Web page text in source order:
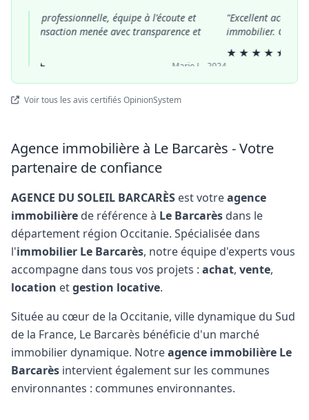
très professionnelle, équipe à l'écoute et
Transaction menée avec transparence et
★ — Marie L., 2024
"Excellent
immobilier.
★★★★★
Voir tous les avis certifiés OpinionSystem
Agence immobilière à Le Barcarès - Votre
partenaire de confiance
AGENCE DU SOLEIL BARCARÈS est votreagence
immobilière de référence à Le Barcarès dans le
département région Occitanie. Spécialisée dans
l'immobilier Le Barcarès, notre équipe d'experts vous
accompagne dans tous vos projets : achat, vente,
location etgestion locative.
Située au cœur de la Occitanie, ville dynamique du Sud
de la France, Le Barcarès bénéficie d'un marché
immobilier dynamique. Notreagence immobilière Le
Barcarès intervient également sur les communes
environnantes : communes environnantes.